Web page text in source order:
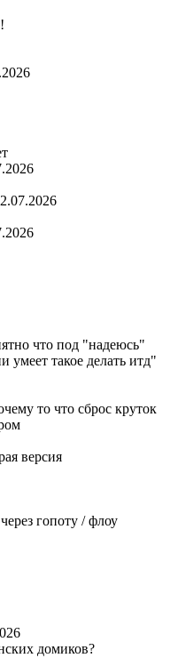
что под "надеюсь"
умеет такое делать итд"
то что сброс круток
версия
гопоту / флоу
домиков?